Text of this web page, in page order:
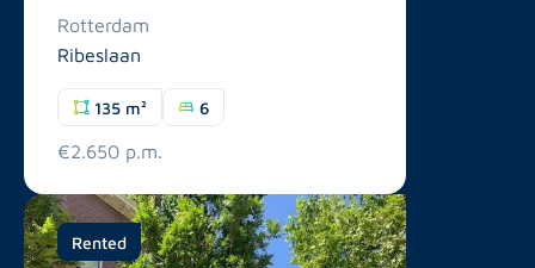
Rotterdam
Ribeslaan
135 m² 6
€2.650 p.m.
Rented